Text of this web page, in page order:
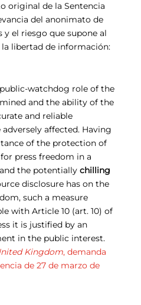
original de la Sentencia
del anonimato de
y el riesgo que supone al
libertad de información:
watchdog role of the
and the ability of the
and reliable
affected. Having
of the protection of
press freedom in a
the potentiallychilling
disclosure has on the
such a measure
with Article 10 (art. 10) of
it is justified by an
in the public interest.
Kingdom, demanda
de 27 de marzo de